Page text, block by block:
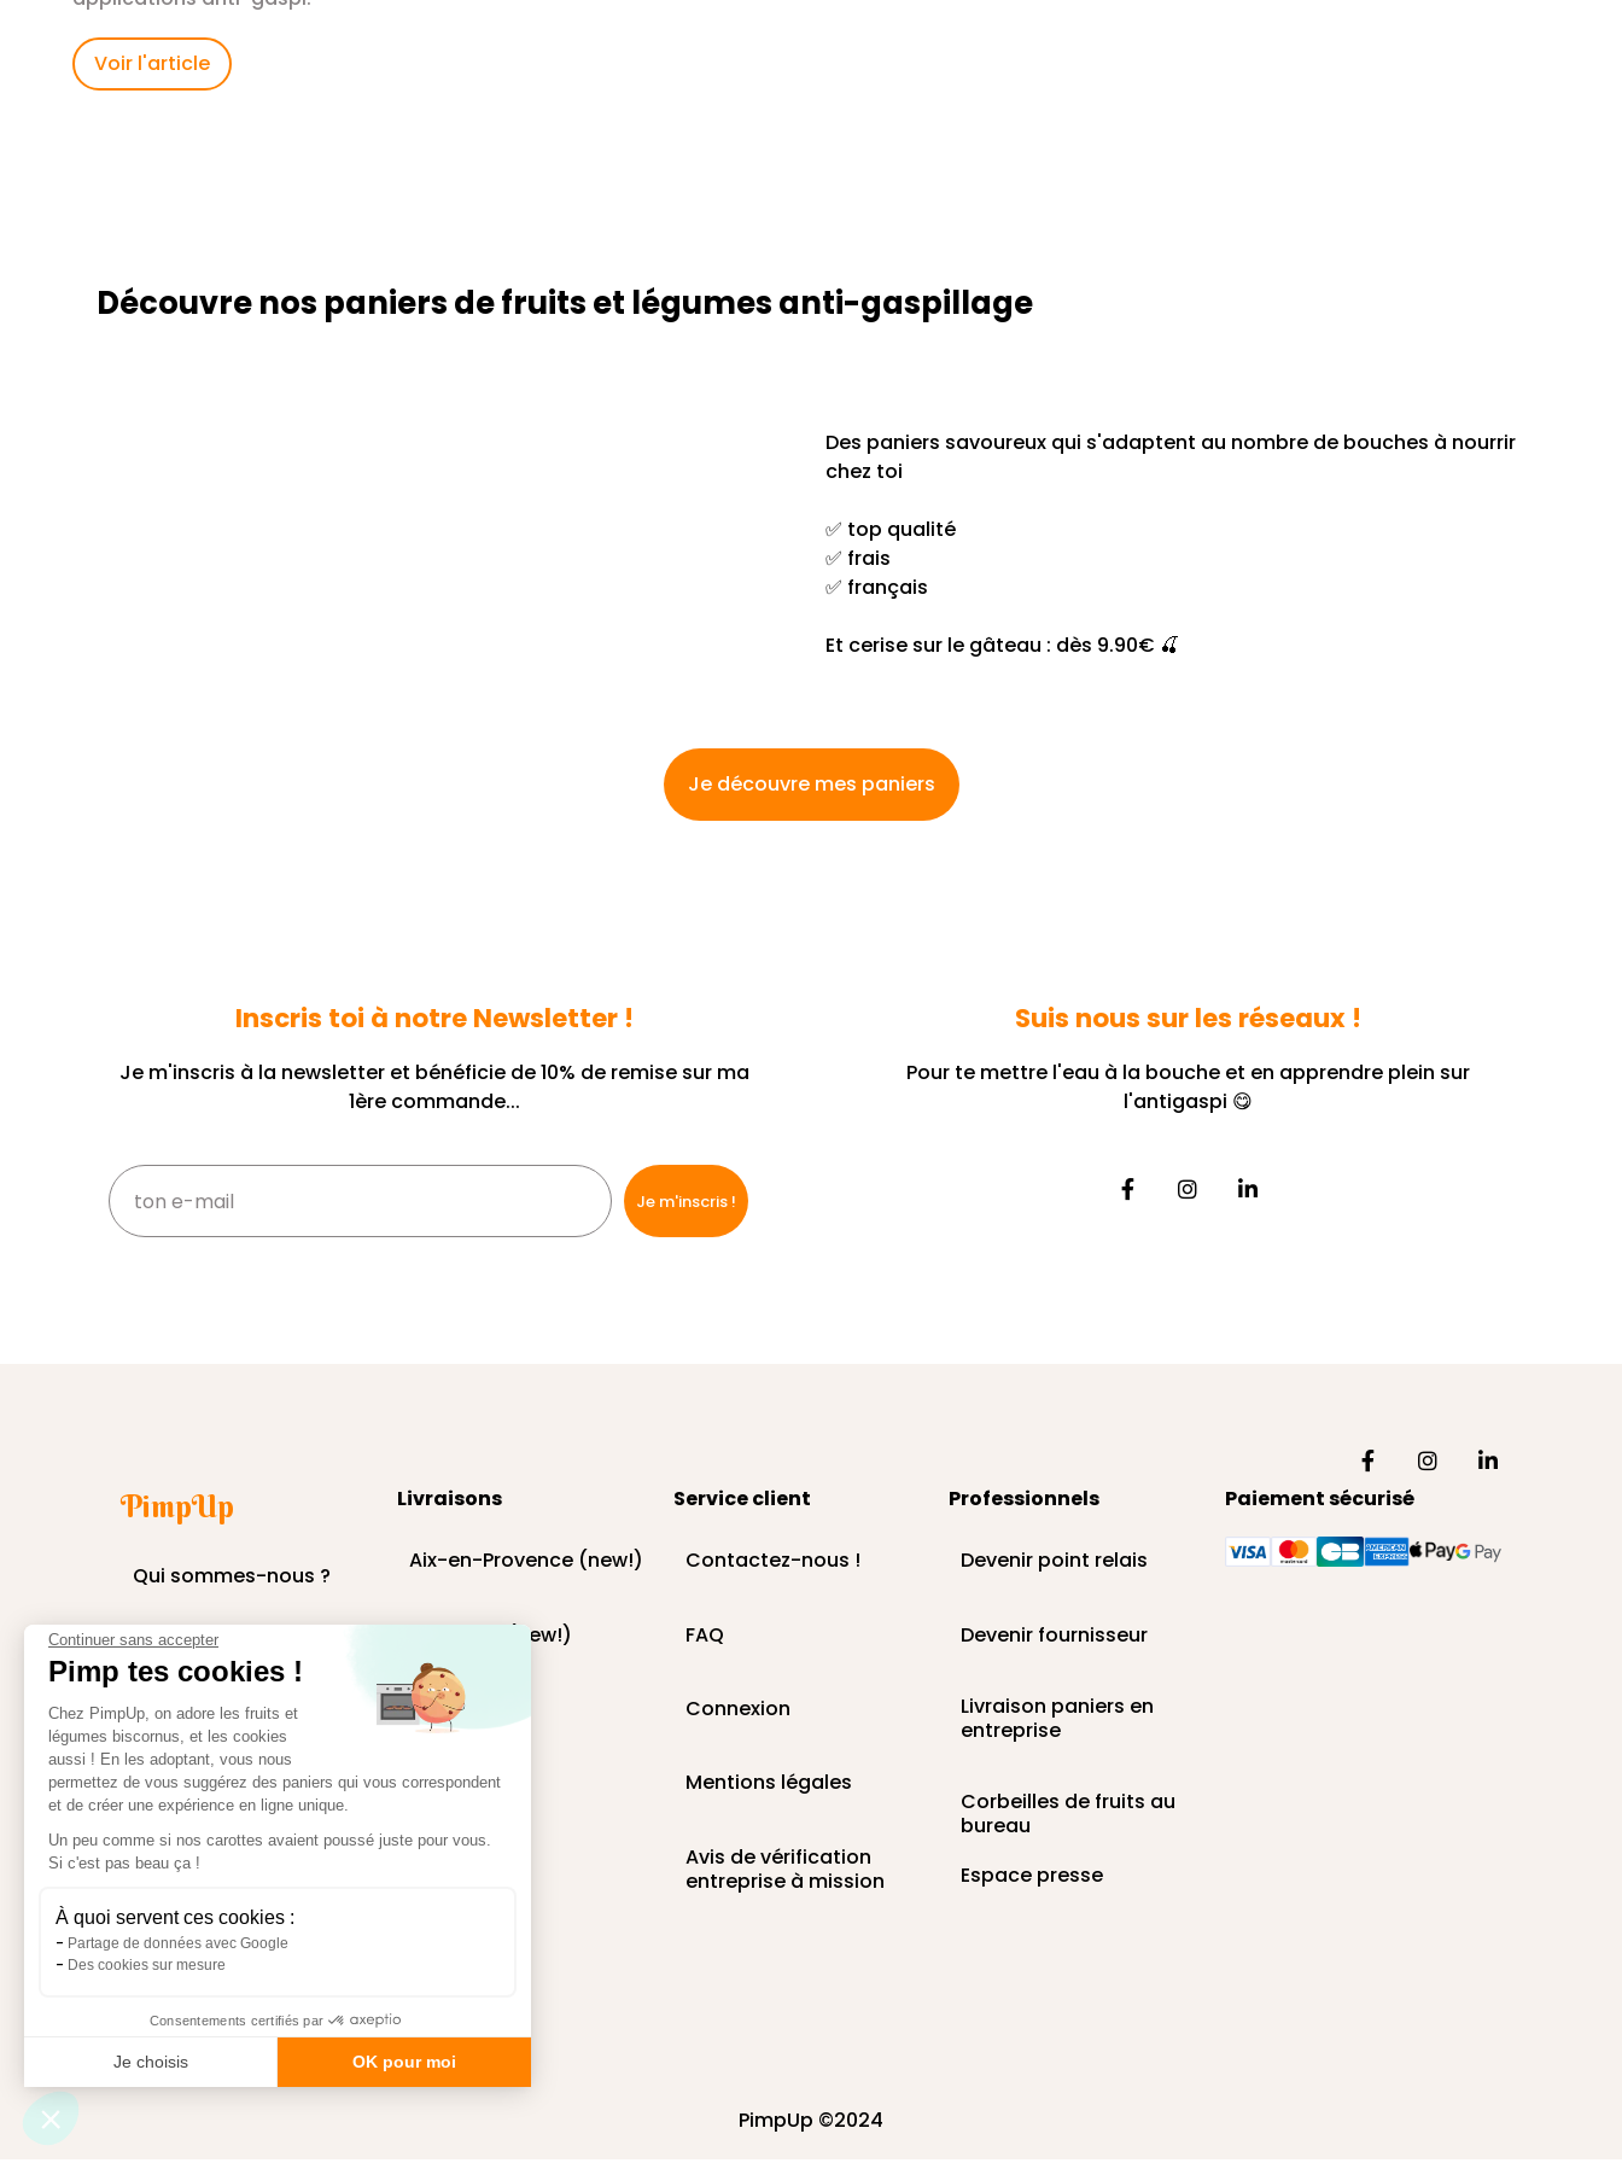
Continuer sans accepter
Pimp tes cookies !
Chez PimpUp, on adore les fruits et
légumes biscornus, et les cookies
aussi ! En les adoptant, vous nous
permettez de vous suggérez des paniers qui vous correspondent
et de créer une expérience en ligne unique.
Un peu comme si nos carottes avaient poussé juste pour vous.
Si c'est pas beau ça !
À quoi servent ces cookies :
Partage de données avec Google
Des cookies sur mesure
Consentements certifiés par
Je choisis OK pour moi
Axeptio consent
Plateforme de Gestion du Consentement : Personnalisez vos Options
Notre plateforme vous permet d'adapter et de gérer vos paramètres de confidentialité, en garantissant la conformité avec les réglementations. Personnalisez
Voir l'article
Découvre nos paniers de fruits et légumes anti-gaspillage
Des paniers savoureux qui s'adaptent au nombre de bouches à nourrir
chez toi
✅ top qualité
✅ frais
✅ français
Et cerise sur le gâteau : dès 9.90€ 🍒
Je découvre mes paniers
Inscris toi à notre Newsletter !
Je m'inscris à la newsletter et bénéficie de 10% de remise sur ma
1ère commande...
Suis nous sur les réseaux !
Pour te mettre l'eau à la bouche et en apprendre plein sur
l'antigaspi 😋
PimpUp
Qui sommes-nous ?
Pourquoi on fait ça ?
Comment ça fonctionne
?
Nos clients
Nos paniers
Blog
Recettes
Livraisons
Aix-en-Provence (new!)
Bordeaux (new!)
Lyon (new!)
Marseille
Montpellier
Service client
Contactez-nous !
FAQ
Connexion
Mentions légales
Avis de vérification
entreprise à mission
Professionnels
Devenir point relais
Devenir fournisseur
Livraison paniers en
entreprise
Corbeilles de fruits au
bureau
Espace presse
Paiement sécurisé
PimpUp ©2024